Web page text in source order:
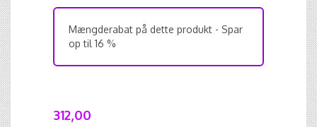
Mængderabat på dette produkt - Spar
op til 16 %
312,00